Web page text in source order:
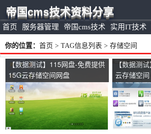
首页 服务器管理 帝国cms技术 实用IT技术
帝国cms技术资料分享
你的位置： 首页 > TAG信息列表 > 存储空间
【数据测试】115网盘-免费提供
15G云存储空间网盘
【数据测
云存储空间